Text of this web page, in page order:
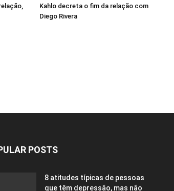
Kahlo decreta o fim da relação com
Diego Rivera
POSTS
8 atitudes típicas de pessoas
que têm depressão, mas não